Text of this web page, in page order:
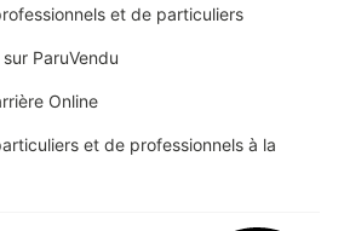
et de particuliers
ParuVendu
Online
et de professionnels à la